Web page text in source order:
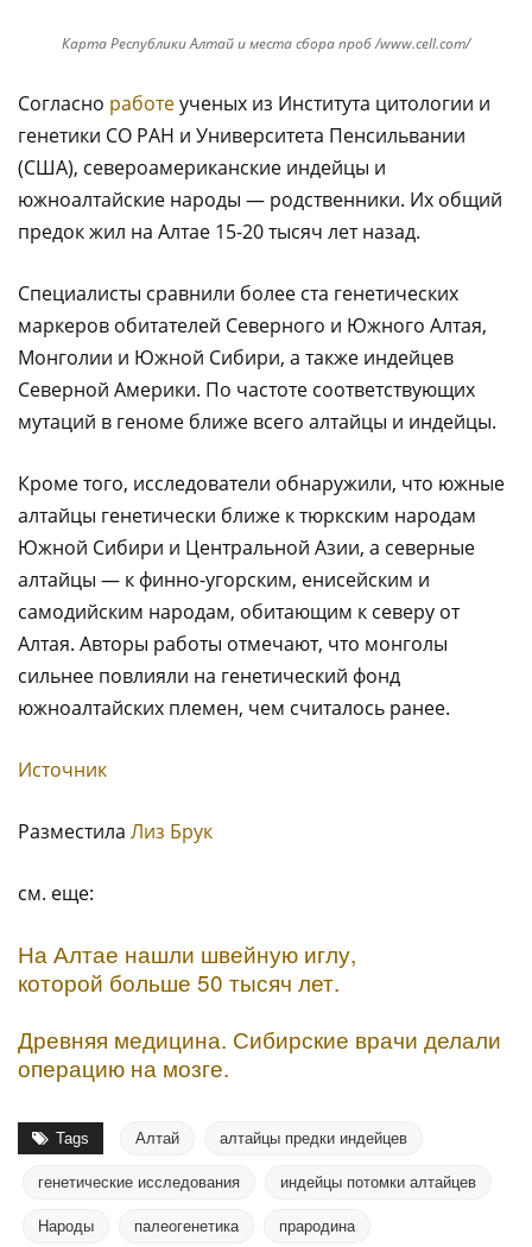
Карта Республики Алтай и места сбора проб /www.cell.com/
Согласно работеученых из Института цитологии и
генетики СО РАН и Университета Пенсильвании
(США), североамериканские индейцы и
южноалтайские народы — родственники. Их общий
предок жил на Алтае 15-20 тысяч лет назад.
Специалисты сравнили более ста генетических
маркеров обитателей Северного и Южного Алтая,
Монголии и Южной Сибири, а также индейцев
Северной Америки. По частоте соответствующих
мутаций в геноме ближе всего алтайцы и индейцы.
Кроме того, исследователи обнаружили, что южные
алтайцы генетически ближе к тюркским народам
Южной Сибири и Центральной Азии, а северные
алтайцы — к финно-угорским, енисейским и
самодийским народам, обитающим к северу от
Алтая. Авторы работы отмечают, что монголы
сильнее повлияли на генетический фонд
южноалтайских племен, чем считалось ранее.
Источник
Разместила Лиз Брук
см. еще:
На Алтае нашли швейную иглу,
которой больше 50 тысяч лет.
Древняя медицина. Сибирские врачи делали
операцию на мозге.
Tags Алтай алтайцы предки индейцев
генетические исследования индейцы потомки алтайцев
Народы палеогенетика прародина